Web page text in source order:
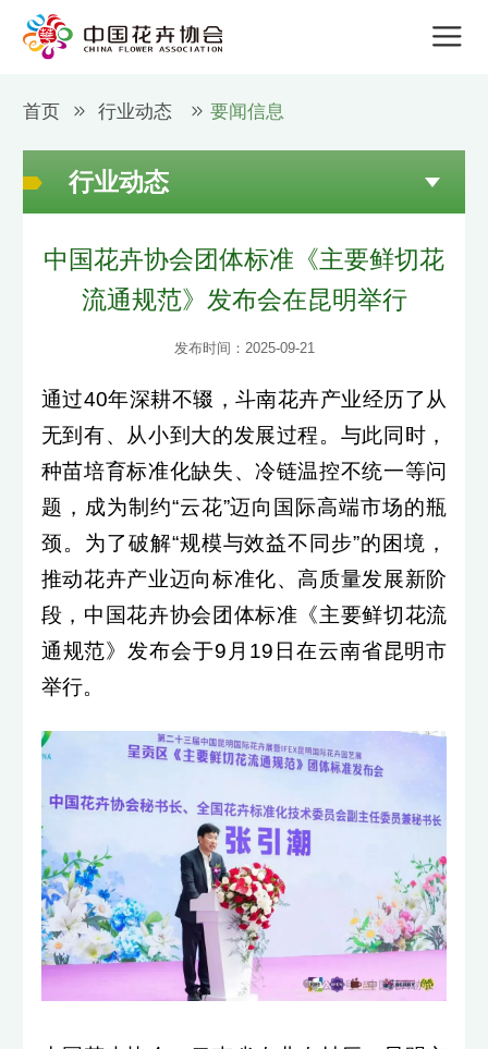
首页 行业动态 要闻信息
行业动态
中国花卉协会团体标准《主要鲜切花
流通规范》发布会在昆明举行
发布时间：2025-09-21
通过40年深耕不辍，斗南花卉产业经历了从
无到有、从小到大的发展过程。与此同时，
种苗培育标准化缺失、冷链温控不统一等问
题，成为制约“云花”迈向国际高端市场的瓶
颈。为了破解“规模与效益不同步”的困境，
推动花卉产业迈向标准化、高质量发展新阶
段，中国花卉协会团体标准《主要鲜切花流
通规范》发布会于9月19日在云南省昆明市
举行。